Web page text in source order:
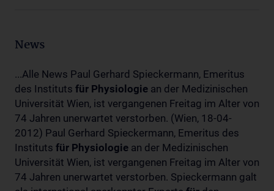
News
...Alle News Paul Gerhard Spieckermann, Emeritus
des Instituts für Physiologie an der Medizinischen
Universität Wien, ist vergangenen Freitag im Alter von
74 Jahren unerwartet verstorben. (Wien, 18-04-
2012) Paul Gerhard Spieckermann, Emeritus des
Instituts für Physiologie an der Medizinischen
Universität Wien, ist vergangenen Freitag im Alter von
74 Jahren unerwartet verstorben. Spieckermann galt